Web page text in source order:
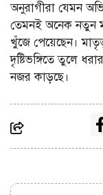
অনুরাগীরা যেমন
তেমনই অনেক নতুন
খুঁজে পেয়েছেন।
দৃষ্টিভঙ্গিতে তুলে
নজর কাড়ছে।